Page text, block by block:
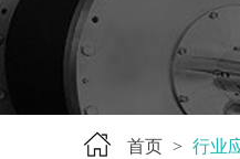
首页 > 行业